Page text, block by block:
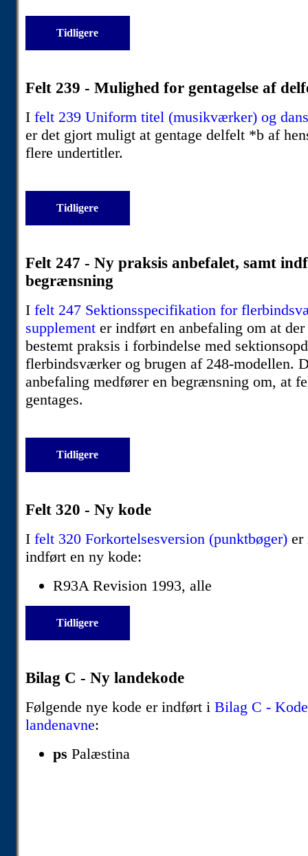
Tidligere
Felt 239 - Mulighed for gentagelse af
I felt 239 Uniform titel (musikværker) og
er det gjort muligt at gentage delfelt *b af
flere undertitler.
Tidligere
Felt 247 - Ny praksis anbefalet, samt
begrænsning
I felt 247 Sektionsspecifikation for
supplement er indført en anbefaling om at der
bestemt praksis i forbindelse med
flerbindsværker og brugen af 248-modellen.
anbefaling medfører en begrænsning om, at
gentages.
Tidligere
Felt 320 - Ny kode
I felt 320 Forkortelsesversion (punktbøger) er
indført en ny kode:
R93A Revision 1993, alle
Tidligere
Bilag C - Ny landekode
Følgende nye kode er indført i Bilag C -
landenavne:
ps Palæstina